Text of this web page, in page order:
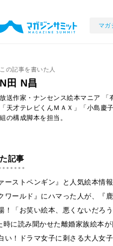
マガ
この記事を書いた人
N田 N昌
放送作家・ナンセンス絵本マニア 「
「天才テレビくんＭＡＸ」「小島
組の構成脚本を担当。
記事
ーストペンギン』と人気絵本情
ワールド』にハマった人が、『
！「お笑い絵本、悪くないだろ
時に読み聞かせた離婚家族絵本
い！ドラマ女子に刺さる大人女